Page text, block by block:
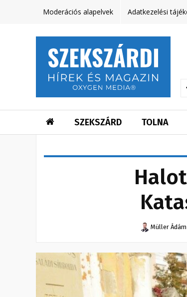
Moderációs alapelvek Adatkezelési
SZEKSZÁRD TOLNA
Müller Ádám